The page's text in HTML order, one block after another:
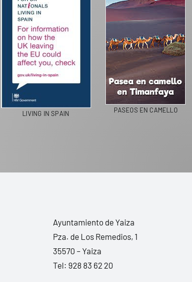
LIVING IN SPAIN PASEOS EN CAMELLO
Ayuntamiento de Yaiza
Pza. de Los Remedios, 1
35570 – Yaiza
Tel: 928 83 62 20